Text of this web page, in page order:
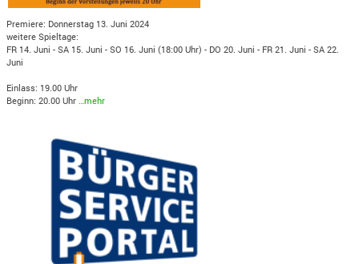
Premiere: Donnerstag 13. Juni 2024
weitere Spieltage:
FR 14. Juni - SA 15. Juni - SO 16. Juni (18:00 Uhr) - DO 20. Juni - FR 21. Juni - SA 22.
Juni
Einlass: 19.00 Uhr
Beginn: 20.00 Uhr
…mehr